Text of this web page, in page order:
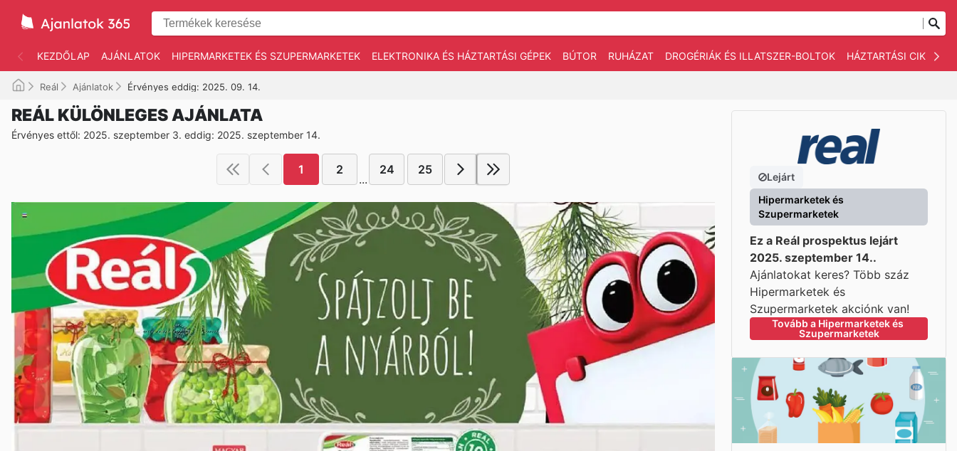
KEZDŐLAP AJÁNLATOK HIPERMARKETEK ÉS SZUPERMARKETEK ELEKTRONIKA ÉS HÁZTARTÁSI GÉPEK BÚTOR RUHÁZAT DROGÉRIÁK ÉS ILLATSZER-BOLTOK HÁZTARTÁSI CIKKEK
Reál Ajánlatok Érvényes eddig: 2025. 09. 14.
REÁL KÜLÖNLEGES AJÁNLATA
Érvényes ettől: 2025. szeptember 3. eddig: 2025. szeptember 14.
1 2
...
24 25
Lejárt
Hipermarketek és
Szupermarketek
Ez a Reál prospektus lejárt
2025. szeptember 14..
Ajánlatokat keres? Több száz
Hipermarketek és
Szupermarketek akciónk van!
Tovább a Hipermarketek és
Szupermarketek